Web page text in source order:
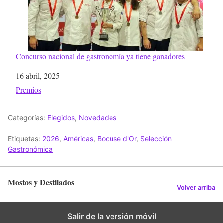
Concurso nacional de gastronomía ya tiene ganadores
Fecha
16 abril, 2025
Respecto a
Premios
Categorías: Elegidos, Novedades
Etiquetas: 2026, Américas, Bocuse d'Or, Selección
Gastronómica
Mostos y Destilados Volver arriba
Salir de la versión móvil